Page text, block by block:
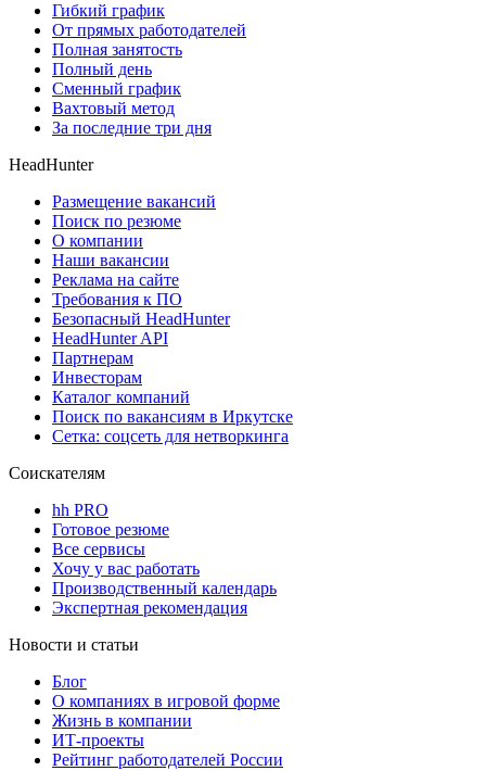
Гибкий график
От прямых работодателей
Полная занятость
Полный день
Сменный график
Вахтовый метод
За последние три дня
HeadHunter
Размещение вакансий
Поиск по резюме
О компании
Наши вакансии
Реклама на сайте
Требования к ПО
Безопасный HeadHunter
HeadHunter API
Партнерам
Инвесторам
Каталог компаний
Поиск по вакансиям в Иркутске
Сетка: соцсеть для нетворкинга
Соискателям
hh PRO
Готовое резюме
Все сервисы
Хочу у вас работать
Производственный календарь
Экспертная рекомендация
Новости и статьи
Блог
О компаниях в игровой форме
Жизнь в компании
ИТ-проекты
Рейтинг работодателей России